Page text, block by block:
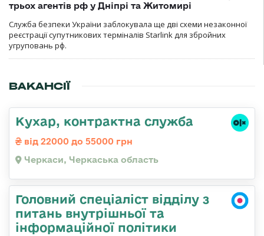
трьох агентів рф у Дніпрі та Житомирі
Служба безпеки України заблокувала ще дві схеми незаконної
реєстрації супутникових терміналів Starlink для збройних
угруповань рф.
ВАКАНСІЇ
Кухар, контрактна служба
від 22000 до 55000 грн
Черкаси, Черкаська область
Головний спеціаліст відділу з
питань внутрішньої та
інформаційної політики